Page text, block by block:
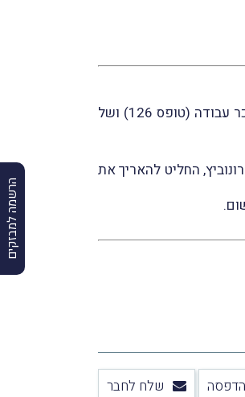
הרשמה למבזקים
לשידור דוחות שנתיים של ניכויים ממשכורת ומשכר עבודה (טופס 126) ושל
החליט להאריך את
שלח לחבר